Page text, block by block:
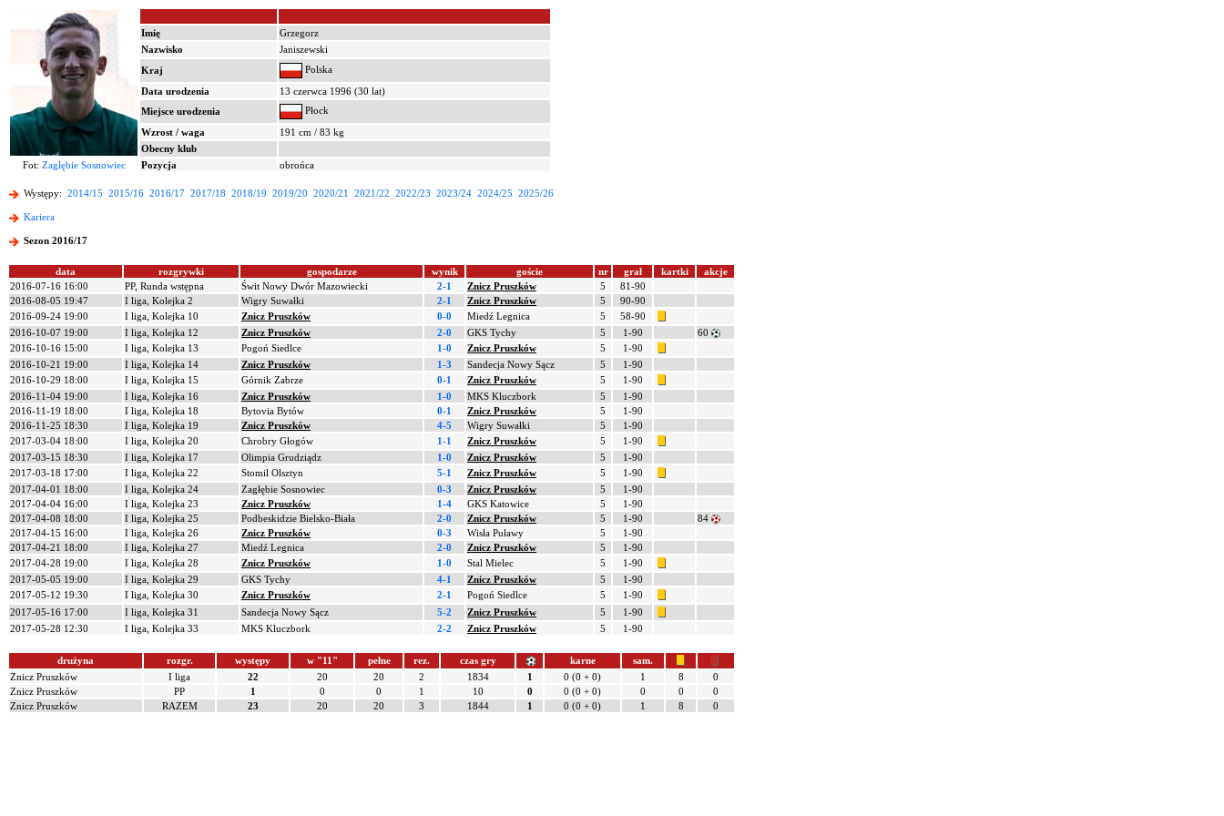
Imię
Grzegorz
Nazwisko
Janiszewski
Kraj
Polska
Data urodzenia
13 czerwca 1996 (30 lat)
Miejsce urodzenia
Płock
Wzrost / waga
191 cm / 83 kg
Obecny klub
Fot: Zagłębie Sosnowiec Pozycja obrońca
Występy: 2014/15 2015/16 2016/17 2017/18 2018/19 2019/20 2020/21 2021/22 2022/23 2023/24 2024/25 2025/26
Kariera
Sezon 2016/17
data rozgrywki gospodarze wynik goście nr grał kartki
akcje
2016-07-16 16:00
PP, Runda wstępna Świt Nowy Dwór Mazowiecki 2-1 Znicz Pruszków 5
81-90
2016-08-05 19:47
I liga, Kolejka 2 Wigry Suwałki 2-1 Znicz Pruszków 5
90-90
2016-09-24 19:00
I liga, Kolejka 10 Znicz Pruszków 0-0 Miedź Legnica 5
58-90
2016-10-07 19:00
I liga, Kolejka 12 Znicz Pruszków 2-0 GKS Tychy 5 1-90
60
2016-10-16 15:00
I liga, Kolejka 13 Pogoń Siedlce 1-0 Znicz Pruszków 5
1-90
2016-10-21 19:00
I liga, Kolejka 14 Znicz Pruszków 1-3 Sandecja Nowy Sącz 5
1-90
2016-10-29 18:00
I liga, Kolejka 15 Górnik Zabrze 0-1 Znicz Pruszków 5
1-90
2016-11-04 19:00
I liga, Kolejka 16 Znicz Pruszków 1-0 MKS Kluczbork 5
1-90
2016-11-19 18:00
I liga, Kolejka 18 Bytovia Bytów 0-1 Znicz Pruszków 5
1-90
2016-11-25 18:30
I liga, Kolejka 19 Znicz Pruszków 4-5 Wigry Suwałki 5
1-90
2017-03-04 18:00
I liga, Kolejka 20 Chrobry Głogów 1-1 Znicz Pruszków 5
1-90
2017-03-15 18:30
I liga, Kolejka 17 Olimpia Grudziądz 1-0 Znicz Pruszków 5
1-90
2017-03-18 17:00
I liga, Kolejka 22 Stomil Olsztyn 5-1 Znicz Pruszków 5
1-90
2017-04-01 18:00
I liga, Kolejka 24 Zagłębie Sosnowiec 0-3 Znicz Pruszków 5
1-90
2017-04-04 16:00
I liga, Kolejka 23 Znicz Pruszków 1-4 GKS Katowice 5
1-90
2017-04-08 18:00
I liga, Kolejka 25 Podbeskidzie Bielsko-Biała 2-0 Znicz Pruszków 5 1-90
84
2017-04-15 16:00
I liga, Kolejka 26 Znicz Pruszków 0-3 Wisła Puławy 5
1-90
2017-04-21 18:00
I liga, Kolejka 27 Miedź Legnica 2-0 Znicz Pruszków 5
1-90
2017-04-28 19:00
I liga, Kolejka 28 Znicz Pruszków 1-0 Stal Mielec 5
1-90
2017-05-05 19:00
I liga, Kolejka 29 GKS Tychy 4-1 Znicz Pruszków 5
1-90
2017-05-12 19:30
I liga, Kolejka 30 Znicz Pruszków 2-1 Pogoń Siedlce 5
1-90
2017-05-16 17:00
I liga, Kolejka 31 Sandecja Nowy Sącz 5-2 Znicz Pruszków 5
1-90
2017-05-28 12:30
I liga, Kolejka 33 MKS Kluczbork 2-2 Znicz Pruszków 5 1-90
drużyna rozgr. występy w "11" pełne rez. czas gry karne
sam.
Znicz Pruszków
I liga 22 20 20 2 1834 1 0 (0 + 0) 1 8
0
Znicz Pruszków
PP 1 0 0 1 10 0 0 (0 + 0) 0 0
0
Znicz Pruszków
RAZEM 23 20 20 3 1844 1 0 (0 + 0) 1 8 0